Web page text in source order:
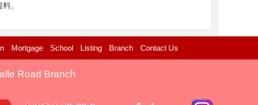
。
Mortgage School Listing Branch Contact Us
Road Branch